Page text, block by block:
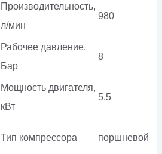
Производительность,
л/мин
980
Рабочее давление,
Бар
8
Мощность двигателя,
кВт
5.5
Тип компрессора поршневой